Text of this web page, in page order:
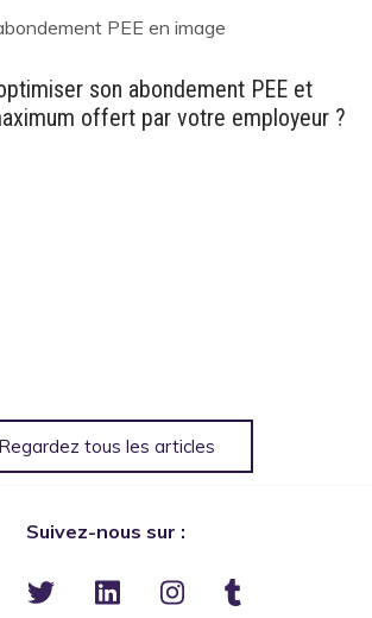
son abondement PEE et
offert par votre employeur ?
Regardez tous les articles
Suivez-nous sur :